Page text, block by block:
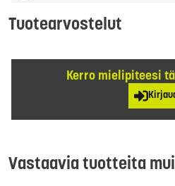
Tuotearvostelut
Kerro mielipiteesi
Vastaavia tuotteita